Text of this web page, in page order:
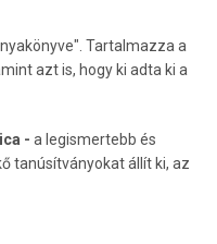
Tartalmazza a
azt is, hogy ki adta ki a
- a legismertebb és
tanúsítványokat állít ki, az